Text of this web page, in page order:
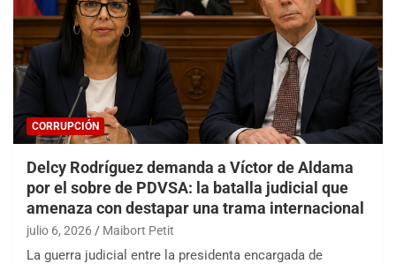
CORRUPCIÓN
Delcy Rodríguez demanda a Víctor de Aldama
por el sobre de PDVSA: la batalla judicial que
amenaza con destapar una trama internacional
julio 6, 2026 Maibort Petit
La guerra judicial entre la presidenta encargada de